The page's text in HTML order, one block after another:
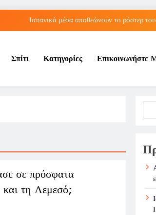
Ισπανικά μέσα αποθεώνουν το ρόστερ
την απόκτηση του Μοχάμεντ Σαλάχ με
Ισπανικά μέσα αποθεώνουν το ρόστερ
Λος Άντζελες: Αποκαλύφθηκε η αιτία θανάτου του
Σπίτι Κατηγορίες Επικοινωνήστε
σε πρόσφατα
και τη Λεμεσό;